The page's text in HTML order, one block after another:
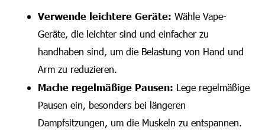
Verwende leichtere Geräte: Wähle Vape-
Geräte, die leichter sind und einfacher zu
handhaben sind, um die Belastung von Hand und
Arm zu reduzieren.
Mache regelmäßige Pausen: Lege regelmäßige
Pausen ein, besonders bei längeren
Dampfsitzungen, um die Muskeln zu entspannen.